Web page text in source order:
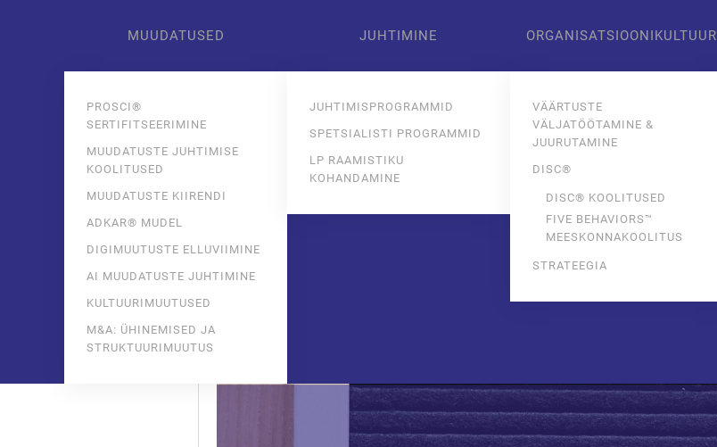
Skip to main contentMUUDATUSED
PROSCI®
SERTIFITSEERIMINE
MUUDATUSTE JUHTIMISE
KOOLITUSED
MUUDATUSTE KIIRENDI
ADKAR® MUDEL
DIGIMUUTUSTE ELLUVIIMINE
AI MUUDATUSTE JUHTIMINE
KULTUURIMUUTUSED
M&A: ÜHINEMISED JA
STRUKTUURIMUUTUS
JUHTIMINE
JUHTIMISPROGRAMMID
SPETSIALISTI PROGRAMMID
LP RAAMISTIKU
KOHANDAMINE
ORGANISATSIOONIKULTUUR
VÄÄRTUSTE
VÄLJATÖÖTAMINE &
JUURUTAMINE
DISC®
DISC® KOOLITUSED
FIVE BEHAVIORS™
MEESKONNAKOOLITUS
STRATEEGIA